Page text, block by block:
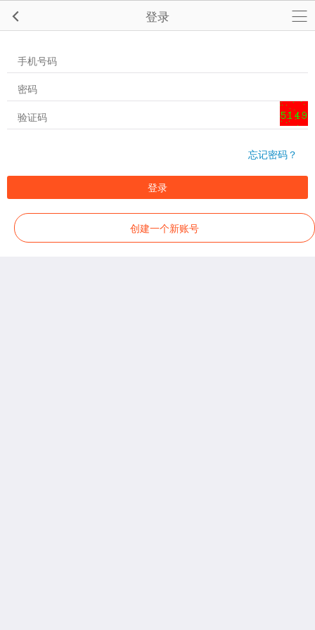
登录
忘记密码？
登录
创建一个新账号